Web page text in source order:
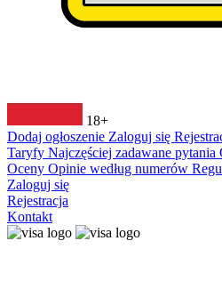
18+
Dodaj ogłoszenie Zaloguj się
Taryfy Najczęściej zadawane pytania
Oceny Opinie według numerów
Zaloguj się
Rejestracja
Kontakt